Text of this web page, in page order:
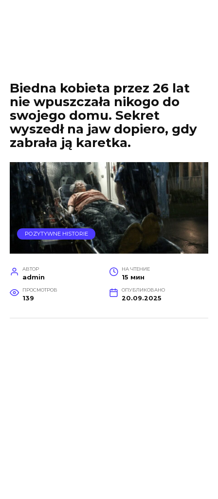
Biedna kobieta przez 26 lat
nie wpuszczała nikogo do
swojego domu. Sekret
wyszedł na jaw dopiero, gdy
zabrała ją karetka.
POZYTYWNE HISTORIE
АВТОР
admin
НА ЧТЕНИЕ
15 мин
ПРОСМОТРОВ
139
ОПУБЛИКОВАНО
20.09.2025